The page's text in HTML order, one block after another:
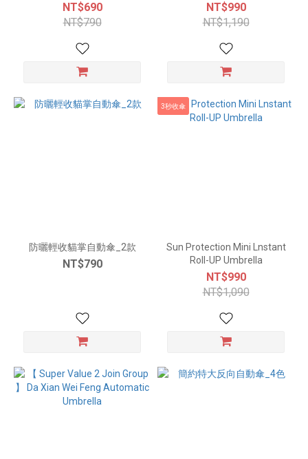
NT$690
NT$790
NT$990
NT$1,190
防曬輕收貓掌自動傘_2款
NT$790
3秒收傘
Sun Protection Mini Lnstant
Roll-UP Umbrella
NT$990
NT$1,090